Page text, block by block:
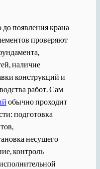
появления крана
проверяют
наличие
конструкций и
работ. Сам
обычно проходит
подготовка
несущего
контроль